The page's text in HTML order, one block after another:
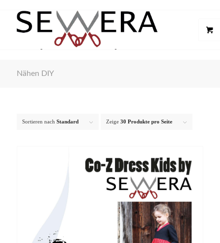
Nähen DIY
Sortieren nach Standard Zeige 30 Produkte pro Seite